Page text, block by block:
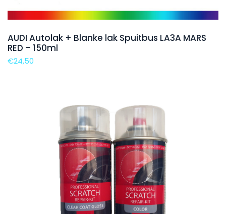
AUDI Autolak + Blanke lak Spuitbus LA3A MARS
RED – 150ml
€24,50